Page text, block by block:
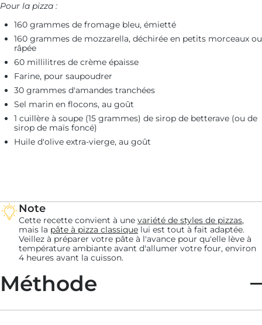
Note
Cette recette convient à une variété de styles de pizzas,
mais la pâte à pizza classique lui est tout à fait adaptée.
Veillez à préparer votre pâte à l'avance pour qu'elle lève à
température ambiante avant d'allumer votre four, environ
4 heures avant la cuisson.
Méthode
Pour la pizza :
160 grammes de fromage bleu, émietté
160 grammes de mozzarella, déchirée en petits morceaux ou
râpée
60 millilitres de crème épaisse
Farine, pour saupoudrer
30 grammes d'amandes tranchées
Sel marin en flocons, au goût
1 cuillère à soupe (15 grammes) de sirop de betterave (ou de
sirop de maïs foncé)
Huile d'olive extra-vierge, au goût